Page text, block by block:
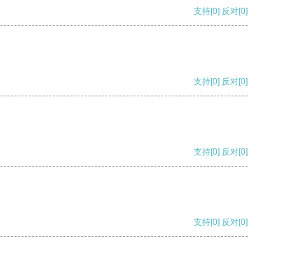
支持[0] 反对[0]
支持[0] 反对[0]
支持[0] 反对[0]
支持[0] 反对[0]